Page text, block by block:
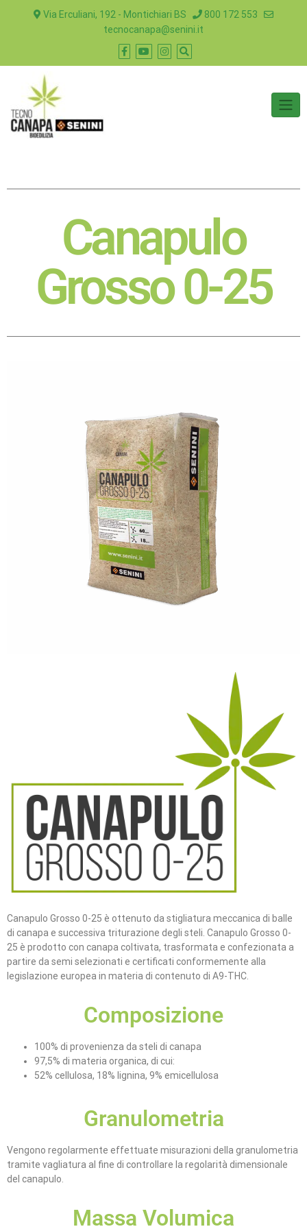
Via Erculiani, 192 - Montichiari BS
800 172 553
tecnocanapa@senini.it
Canapulo
Grosso 0-25
Canapulo Grosso 0-25 è ottenuto da stigliatura meccanica di balle
di canapa e successiva triturazione degli steli. Canapulo Grosso 0-
25 è prodotto con canapa coltivata, trasformata e confezionata a
partire da semi selezionati e certificati conformemente alla
legislazione europea in materia di contenuto di A9-THC.
Composizione
100% di provenienza da steli di canapa
97,5% di materia organica, di cui:
52% cellulosa, 18% lignina, 9% emicellulosa
Granulometria
Vengono regolarmente effettuate misurazioni della granulometria
tramite vagliatura al fine di controllare la regolarità dimensionale
del canapulo.
Massa Volumica